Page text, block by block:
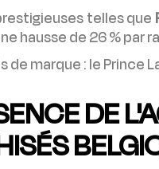
telles que
hausse de 26 % par
de marque : le Prince
DE